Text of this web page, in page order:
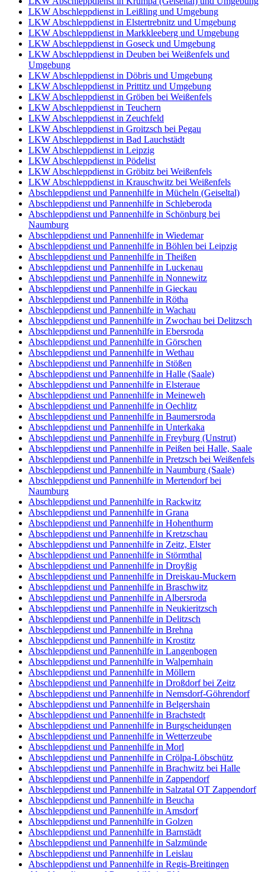
LKW Abschleppdienst in Leißling und Umgebung
LKW Abschleppdienst in Elstertrebnitz und Umgebung
LKW Abschleppdienst in Markkleeberg und Umgebung
LKW Abschleppdienst in Goseck und Umgebung
LKW Abschleppdienst in Deuben bei Weißenfels und
Umgebung
LKW Abschleppdienst in Döbris und Umgebung
LKW Abschleppdienst in Prittitz und Umgebung
LKW Abschleppdienst in Gröben bei Weißenfels
LKW Abschleppdienst in Teuchern
LKW Abschleppdienst in Zeuchfeld
LKW Abschleppdienst in Groitzsch bei Pegau
LKW Abschleppdienst in Bad Lauchstädt
LKW Abschleppdienst in Leipzig
LKW Abschleppdienst in Pödelist
LKW Abschleppdienst in Gröbitz bei Weißenfels
LKW Abschleppdienst in Krauschwitz bei Weißenfels
Abschleppdienst und Pannenhilfe in Mücheln (Geiseltal)
Abschleppdienst und Pannenhilfe in Schleberoda
Abschleppdienst und Pannenhilfe in Schönburg bei
Naumburg
Abschleppdienst und Pannenhilfe in Wiedemar
Abschleppdienst und Pannenhilfe in Böhlen bei Leipzig
Abschleppdienst und Pannenhilfe in Theißen
Abschleppdienst und Pannenhilfe in Luckenau
Abschleppdienst und Pannenhilfe in Nonnewitz
Abschleppdienst und Pannenhilfe in Gieckau
Abschleppdienst und Pannenhilfe in Rötha
Abschleppdienst und Pannenhilfe in Wachau
Abschleppdienst und Pannenhilfe in Zwochau bei Delitzsch
Abschleppdienst und Pannenhilfe in Ebersroda
Abschleppdienst und Pannenhilfe in Görschen
Abschleppdienst und Pannenhilfe in Wethau
Abschleppdienst und Pannenhilfe in Stößen
Abschleppdienst und Pannenhilfe in Halle (Saale)
Abschleppdienst und Pannenhilfe in Elsteraue
Abschleppdienst und Pannenhilfe in Meineweh
Abschleppdienst und Pannenhilfe in Oechlitz
Abschleppdienst und Pannenhilfe in Baumersroda
Abschleppdienst und Pannenhilfe in Unterkaka
Abschleppdienst und Pannenhilfe in Freyburg (Unstrut)
Abschleppdienst und Pannenhilfe in Peißen bei Halle, Saale
Abschleppdienst und Pannenhilfe in Pretzsch bei Weißenfels
Abschleppdienst und Pannenhilfe in Naumburg (Saale)
Abschleppdienst und Pannenhilfe in Mertendorf bei
Naumburg
Abschleppdienst und Pannenhilfe in Rackwitz
Abschleppdienst und Pannenhilfe in Grana
Abschleppdienst und Pannenhilfe in Hohenthurm
Abschleppdienst und Pannenhilfe in Kretzschau
Abschleppdienst und Pannenhilfe in Zeitz, Elster
Abschleppdienst und Pannenhilfe in Störmthal
Abschleppdienst und Pannenhilfe in Droyßig
Abschleppdienst und Pannenhilfe in Dreiskau-Muckern
Abschleppdienst und Pannenhilfe in Braschwitz
Abschleppdienst und Pannenhilfe in Albersroda
Abschleppdienst und Pannenhilfe in Neukieritzsch
Abschleppdienst und Pannenhilfe in Delitzsch
Abschleppdienst und Pannenhilfe in Brehna
Abschleppdienst und Pannenhilfe in Krostitz
Abschleppdienst und Pannenhilfe in Langenbogen
Abschleppdienst und Pannenhilfe in Walpernhain
Abschleppdienst und Pannenhilfe in Möllern
Abschleppdienst und Pannenhilfe in Droßdorf bei Zeitz
Abschleppdienst und Pannenhilfe in Nemsdorf-Göhrendorf
Abschleppdienst und Pannenhilfe in Belgershain
Abschleppdienst und Pannenhilfe in Brachstedt
Abschleppdienst und Pannenhilfe in Burgscheidungen
Abschleppdienst und Pannenhilfe in Wetterzeube
Abschleppdienst und Pannenhilfe in Morl
Abschleppdienst und Pannenhilfe in Crölpa-Löbschütz
Abschleppdienst und Pannenhilfe in Brachwitz bei Halle
Abschleppdienst und Pannenhilfe in Zappendorf
Abschleppdienst und Pannenhilfe in Salzatal OT Zappendorf
Abschleppdienst und Pannenhilfe in Beucha
Abschleppdienst und Pannenhilfe in Amsdorf
Abschleppdienst und Pannenhilfe in Golzen
Abschleppdienst und Pannenhilfe in Barnstädt
Abschleppdienst und Pannenhilfe in Salzmünde
Abschleppdienst und Pannenhilfe in Leislau
Abschleppdienst und Pannenhilfe in Regis-Breitingen